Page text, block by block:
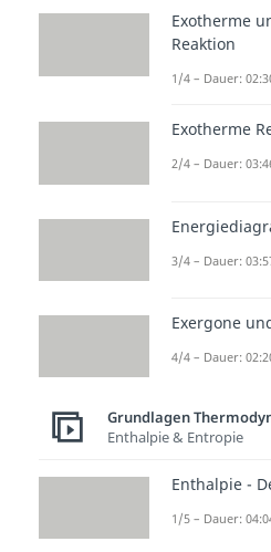
zur
Kreispr
Exotherme
Reaktion
1/4 – Dauer:
Exotherme
2/4 – Dauer:
3/4 – Dauer:
Exergone
4/4 – Dauer:
Grundlagen
Enthalpie & Entropie
Enthalpie -
1/5 – Dauer: